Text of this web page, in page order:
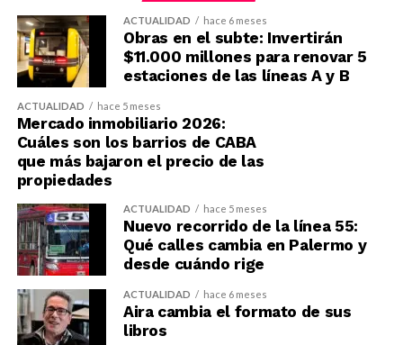
ACTUALIDAD hace 6 meses
Obras en el subte: Invertirán
$11.000 millones para renovar 5
estaciones de las líneas A y B
ACTUALIDAD hace 5 meses
Mercado inmobiliario 2026:
Cuáles son los barrios de CABA
que más bajaron el precio de las
propiedades
ACTUALIDAD hace 5 meses
Nuevo recorrido de la línea 55:
Qué calles cambia en Palermo y
desde cuándo rige
ACTUALIDAD hace 6 meses
Aira cambia el formato de sus
libros